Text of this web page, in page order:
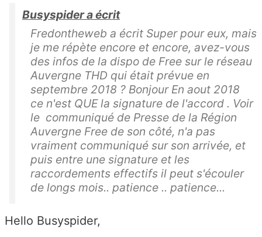
Busyspider a écrit
Fredontheweb a écrit Super pour eux, mais
je me répète encore et encore, avez-vous
des infos de la dispo de Free sur le réseau
Auvergne THD qui était prévue en
septembre 2018 ? Bonjour En aout 2018
ce n'est QUE la signature de l'accord . Voir
le communiqué de Presse de la Région
Auvergne Free de son côté, n'a pas
vraiment communiqué sur son arrivée, et
puis entre une signature et les
raccordements effectifs il peut s'écouler
de longs mois.. patience .. patience...
Hello Busyspider,